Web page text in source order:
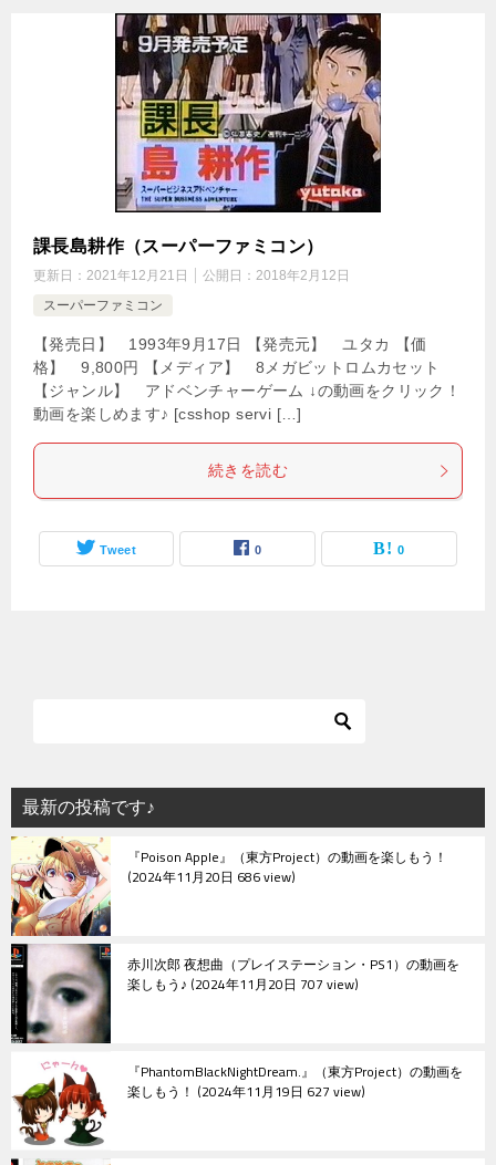
課長島耕作（スーパーファミコン）
更新日： 2021年12月21日 公開日： 2018年2月12日
スーパーファミコン
【発売日】 1993年9月17日 【発売元】 ユタカ 【価
格】 9,800円 【メディア】 8メガビットロムカセット
【ジャンル】 アドベンチャーゲーム ↓の動画をクリック！
動画を楽しめます♪ [csshop servi […]
続きを読む
Tweet 0 0
最新の投稿です♪
『Poison Apple』（東方Project）の動画を楽しもう！
2024年11月20日 686 view
赤川次郎 夜想曲（プレイステーション・PS1）の動画を
楽しもう♪ 2024年11月20日 707 view
『PhantomBlackNightDream.』（東方Project）の動画を
楽しもう！ 2024年11月19日 627 view